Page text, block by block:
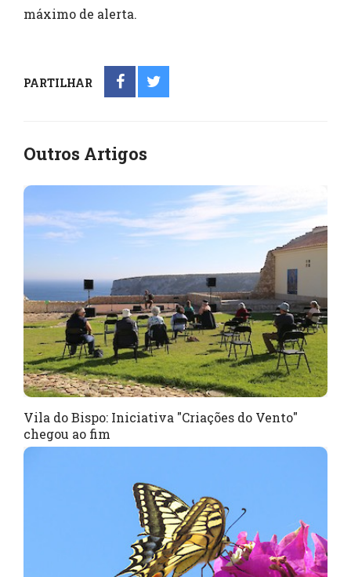
máximo de alerta.
PARTILHAR
Outros Artigos
Vila do Bispo: Iniciativa "Criações do Vento"
chegou ao fim